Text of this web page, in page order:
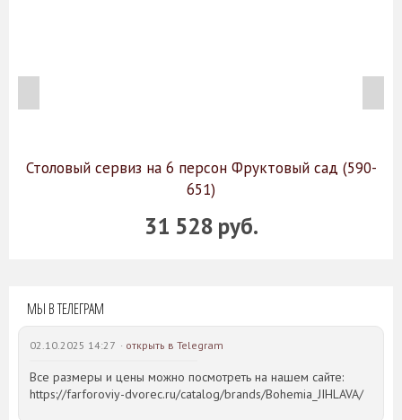
Столовый сервиз на 6 персон Фруктовый сад (590-
651)
31 528 руб.
МЫ В ТЕЛЕГРАМ
02.10.2025 14:27 · открыть в Telegram
Все размеры и цены можно посмотреть на нашем сайте:
https://farforoviy-dvorec.ru/catalog/brands/Bohemia_JIHLAVA/